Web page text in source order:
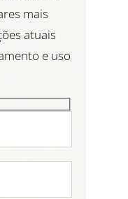
mais
atuais
e uso